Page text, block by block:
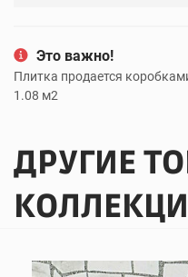
Это важно!
Плитка продается
1.08 м2
ДРУГИЕ